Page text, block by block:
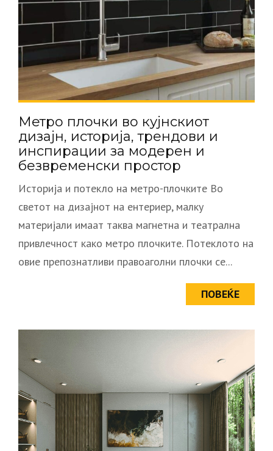
Метро плочки во кујнскиот
дизајн, историја, трендови и
инспирации за модерен и
безвременски простор
Историја и потекло на метро-плочките Во
светот на дизајнот на ентериер, малку
материјали имаат таква магнетна и театрална
привлечност како метро плочките. Потеклото на
овие препознатливи правоаголни плочки се...
ПОВЕЌЕ